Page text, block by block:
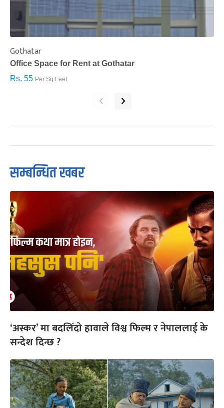
Gothatar
Office Space for Rent at Gothatar
Rs. 55 Per Sq.Feet
‹ ›
सम्बन्धित खबर
‘अस्कर’ मा बदलिँदो हावाले विश्व फिल्म र नेपाललाई के
सन्देश दिन्छ ?